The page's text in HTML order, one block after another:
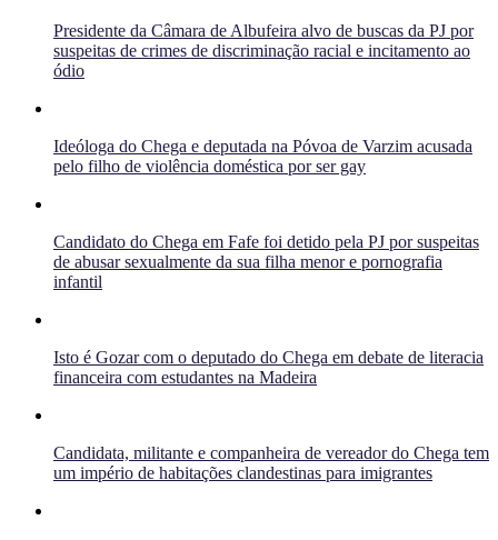
Presidente da Câmara de Albufeira alvo de buscas da PJ por
suspeitas de crimes de discriminação racial e incitamento ao
ódio
Ideóloga do Chega e deputada na Póvoa de Varzim acusada
pelo filho de violência doméstica por ser gay
Candidato do Chega em Fafe foi detido pela PJ por suspeitas
de abusar sexualmente da sua filha menor e pornografia
infantil
Isto é Gozar com o deputado do Chega em debate de literacia
financeira com estudantes na Madeira
Candidata, militante e companheira de vereador do Chega tem
um império de habitações clandestinas para imigrantes